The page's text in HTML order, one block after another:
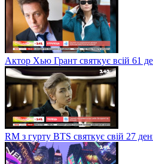
Актор Хью Грант святкує всій 61
RM з гурту BTS святкує свій 27